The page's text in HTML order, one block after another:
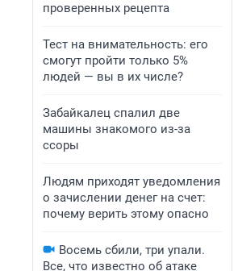
проверенных рецепта
Тест на внимательность: его
смогут пройти только 5%
людей — вы в их числе?
Забайкалец спалил две
машины знакомого из-за
ссоры
Людям приходят уведомления
о зачислении денег на счет:
почему верить этому опасно
Восемь сбили, три упали.
Все, что известно об атаке